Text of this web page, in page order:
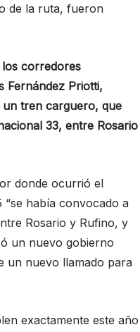
de la ruta, fueron
los corredores
Fernández Priotti,
un tren carguero, que
33, entre Rosario
donde ocurrió el
había convocado a
Rosario y Rufino, y
un nuevo gobierno
un nuevo llamado para
exactamente este año